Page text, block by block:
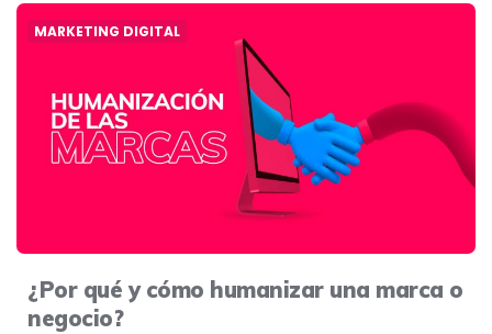
MARKETING DIGITAL
¿Por qué y cómo humanizar una marca o
negocio?